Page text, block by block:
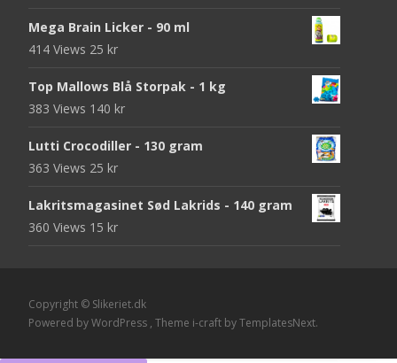
Mega Brain Licker - 90 ml
414 Views 25 kr
Top Mallows Blå Storpak - 1 kg
383 Views 140 kr
Lutti Crocodiller - 130 gram
363 Views 25 kr
Lakritsmagasinet Sød Lakrids - 140 gram
360 Views 15 kr
Copyright © Slikeriet.dk
Powered by WordPress , Theme i-craft by TemplatesNext.